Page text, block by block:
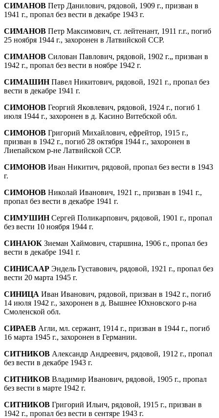
СИМАНОВ Петр Данилович, рядовой, 1909 г., призван в
1941 г., пропал без вести в декабре 1943 г.
СИМАНОВ Петр Максимович, ст. лейтенант, 1911 г.г., погиб
25 ноября 1944 г., захоронен в Латвийской ССР.
СИМАНОВ Силован Павлович, рядовой, 1902 г.„ призван в
1942 г., пропал без вести в ноябре 1942 г.
СИМАШИНПавел Никитович, рядовой, 1921 г., пропал без
вести в декабре 1941 г.
СИМОНОВ Георгий Яковлевич, рядовой, 1924 г., погиб 1
июля 1944 г., захоронен в д. Касино Витебской обл.
СИМОНОВ Григорий Михайлович, ефрейтор, 1915 г.,
призван в 1942 г., погиб 28 октября 1944 г., захоронен в
Лиепайском р-не Латвийской ССР.
СИМОНОВ Иван Никитич, рядовой, пропал 6ез вести в 1943
г.
СИМОНОВ Николай Иванович, 1921 г., призван в 1941 г.,
пропал без вести в декабре 1941 г.
СИМУШИНСергей Поликарпович, рядовой, 1901 г., пропал
без вести 10 ноября 1944 г.
СИНАЮК Зиеман Хаймович, старшина, 1906 г., пропал без
вести в декабре 1941 г.
СИНИСААР Эндель Густавович, рядовой, 1921 г., пропал без
вести 20 марта 1945 г.
СИНИЦА Иван Иванович, рядовой, призван в 1942 г., погиб
14 июля 1942 г., захоронен в д. Вышнее Юхновского р-на
Смоленской обл.
СИРАЕВ Агли, мл. сержант, 1914 г., призван в 1944 г., погиб
16 марта 1945 г., захоронен в Германии.
СИТНИКОВ Александр Андреевич, рядовой, 1912 г., пропал
без вести в декабре 1943 г.
СИТНИКОВ Владимир Иванович, рядовой, 1905 г., пропал
без вести в марте 1942 г.
СИТНИКОВ Григорий Ильич, рядовой, 1915 г., призван в
1942 г., пропал без вести в сентяре 1943 г.